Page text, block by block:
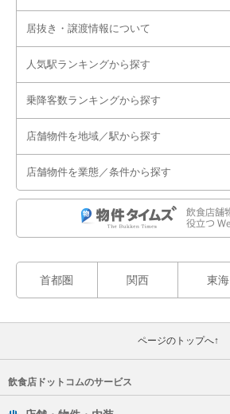
居抜き・譲渡情報について
人気駅ランキングから探す
乗降客数ランキングから探す
店舗物件を地域／駅から探す
店舗物件を業態／条件から探す
首都圏 関西 東海
ページのトップへ↑
飲食店ドットコムのサービス